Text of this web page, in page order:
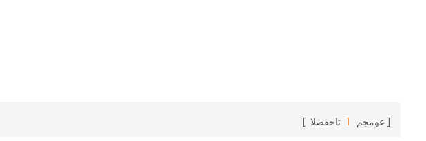
عومجم 1 تاحفصلا